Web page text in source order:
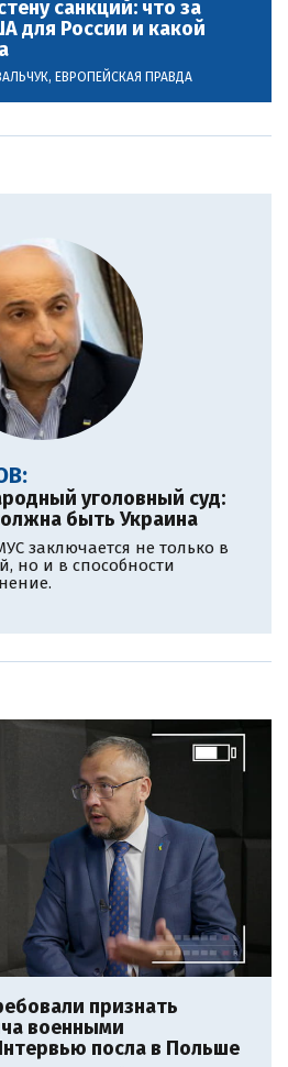
санкций: что за
для России и какой
, ЕВРОПЕЙСКАЯ ПРАВДА
уголовный суд:
быть Украина
заключается не только в
но и в способности
признать
военными
посла в Польше